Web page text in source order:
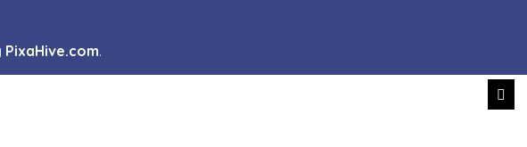
PixaHive.com.